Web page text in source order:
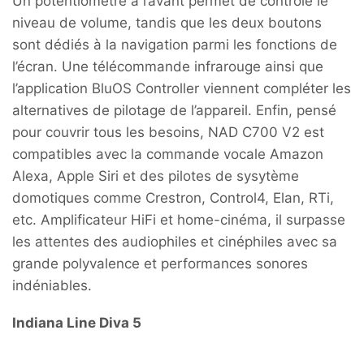
niveau de volume, tandis que les deux boutons
sont dédiés à la navigation parmi les fonctions de
l’écran. Une télécommande infrarouge ainsi que
l’application BluOS Controller viennent compléter les
alternatives de pilotage de l’appareil. Enfin, pensé
pour couvrir tous les besoins, NAD C700 V2 est
compatibles avec la commande vocale Amazon
Alexa, Apple Siri et des pilotes de sysytème
domotiques comme Crestron, Control4, Elan, RTi,
etc. Amplificateur HiFi et home-cinéma, il surpasse
les attentes des audiophiles et cinéphiles avec sa
grande polyvalence et performances sonores
indéniables.
Indiana Line Diva 5